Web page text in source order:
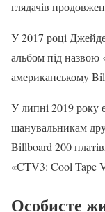
глядачів
У 2017 році
альбом під назвою
американському
У липні 2019 року
шанувальникам
Billboard 200
«CTV3: Cool Tape
Особисте